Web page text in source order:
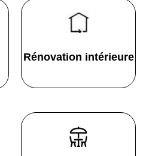
Rénovation intérieure